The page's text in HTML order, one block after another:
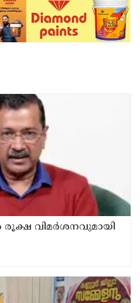
രൂക്ഷ വിമർശനവുമായി